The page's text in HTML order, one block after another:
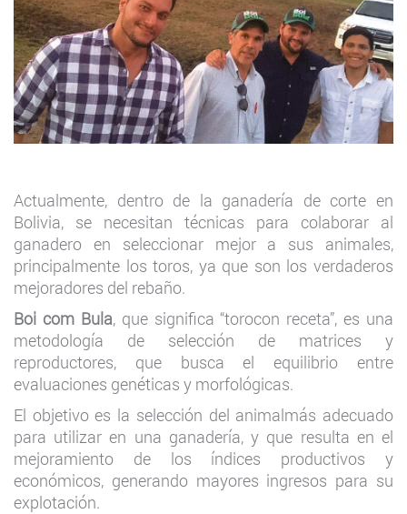
Actualmente, dentro de la ganadería de corte en
Bolivia, se necesitan técnicas para colaborar al
ganadero en seleccionar mejor a sus animales,
principalmente los toros, ya que son los verdaderos
mejoradores del rebaño.
Boi com Bula, que significa “torocon receta”, es una
metodología de selección de matrices y
reproductores, que busca el equilibrio entre
evaluaciones genéticas y morfológicas.
El objetivo es la selección del animalmás adecuado
para utilizar en una ganadería, y que resulta en el
mejoramiento de los índices productivos y
económicos, generando mayores ingresos para su
explotación.